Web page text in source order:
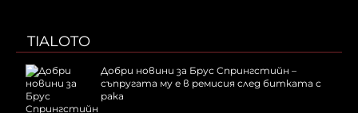
TIALOTO
Добри новини за Брус Спрингстийн –
съпругата му е в ремисия след битката с
рака